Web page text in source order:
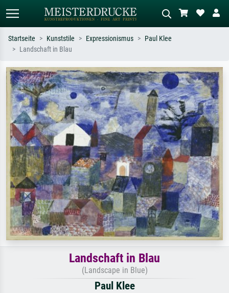
Suchen Sie nach Künstlern, Werktiteln
oder Stilen – z.B. Monet,
Sternennacht, Impressionismus, Welle
Hokusai, Akt.
Beschreiben Sie die Szene – z.B. Grüne
Wiese, Abstrakt mit viel Rot, Dunkles
Ölgemälde, Stehender Akt neben einem
Baum.
Startseite Kunststile Expressionismus
Paul Klee
Landschaft in Blau
Landschaft in Blau
(Landscape in Blue)
Paul Klee